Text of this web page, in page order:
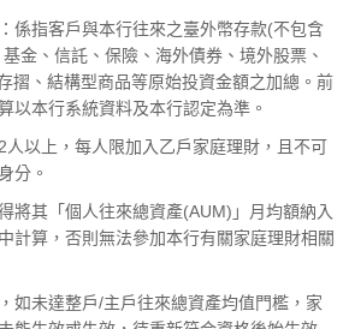
係指客戶與本行往來之臺外幣存款(不包含
金、信託、保險、海外債券、境外股票、
摺、結構型商品等原始投資金額之加總。前
以本行系統資料及本行認定為準。
人以上，每人限加入乙戶家庭理財，且不可
分。
將其「個人往來總資產(AUM)」月均額納入
計算，否則無法參加本行有關家庭理財相關
如未達整戶/主戶往來總資產均值門檻，家